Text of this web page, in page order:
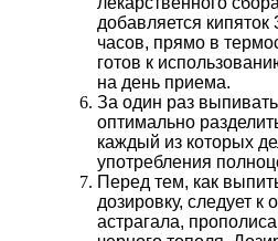
добавляется
часов, прямо в
готов к
на день приема.
За один раз
оптимально
каждый из которых
употребления
Перед тем, как
дозировку, следует к
астрагала,